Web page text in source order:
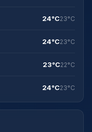
24°C23°C
24°C23°C
23°C22°C
24°C23°C